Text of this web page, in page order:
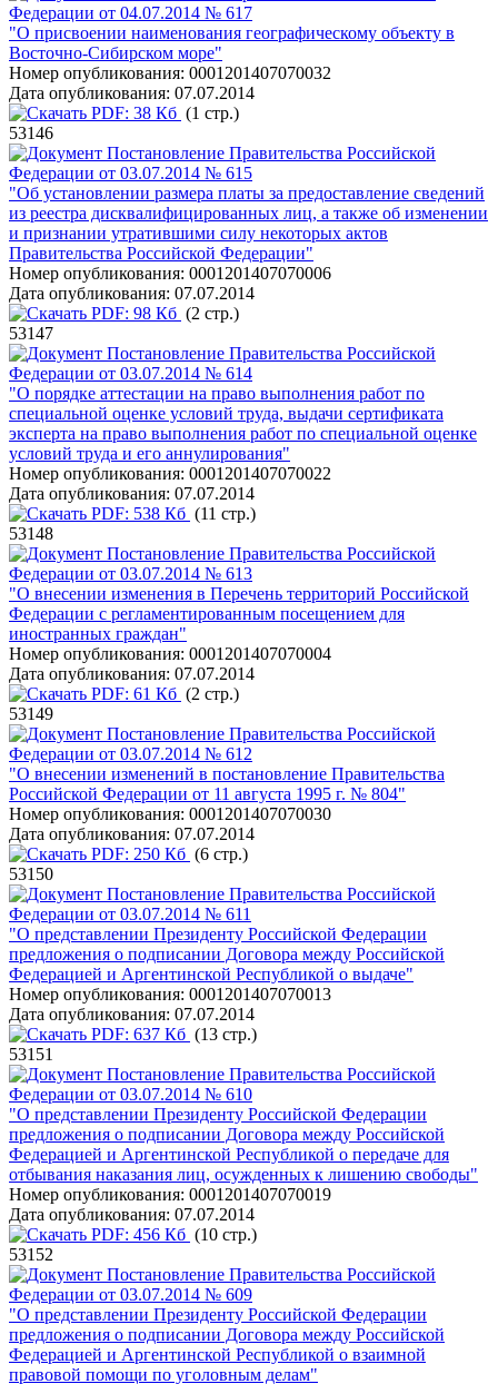
Федерации от 04.07.2014 № 617
"О присвоении наименования географическому объекту в
Восточно-Сибирском море"
Номер опубликования: 0001201407070032
Дата опубликования: 07.07.2014
PDF: 38 Кб (1 стр.)
53146
Постановление Правительства Российской
Федерации от 03.07.2014 № 615
"Об установлении размера платы за предоставление сведений
из реестра дисквалифицированных лиц, а также об изменении
и признании утратившими силу некоторых актов
Правительства Российской Федерации"
Номер опубликования: 0001201407070006
Дата опубликования: 07.07.2014
PDF: 98 Кб (2 стр.)
53147
Постановление Правительства Российской
Федерации от 03.07.2014 № 614
"О порядке аттестации на право выполнения работ по
специальной оценке условий труда, выдачи сертификата
эксперта на право выполнения работ по специальной оценке
условий труда и его аннулирования"
Номер опубликования: 0001201407070022
Дата опубликования: 07.07.2014
PDF: 538 Кб (11 стр.)
53148
Постановление Правительства Российской
Федерации от 03.07.2014 № 613
"О внесении изменения в Перечень территорий Российской
Федерации с регламентированным посещением для
иностранных граждан"
Номер опубликования: 0001201407070004
Дата опубликования: 07.07.2014
PDF: 61 Кб (2 стр.)
53149
Постановление Правительства Российской
Федерации от 03.07.2014 № 612
"О внесении изменений в постановление Правительства
Российской Федерации от 11 августа 1995 г. № 804"
Номер опубликования: 0001201407070030
Дата опубликования: 07.07.2014
PDF: 250 Кб (6 стр.)
53150
Постановление Правительства Российской
Федерации от 03.07.2014 № 611
"О представлении Президенту Российской Федерации
предложения о подписании Договора между Российской
Федерацией и Аргентинской Республикой о выдаче"
Номер опубликования: 0001201407070013
Дата опубликования: 07.07.2014
PDF: 637 Кб (13 стр.)
53151
Постановление Правительства Российской
Федерации от 03.07.2014 № 610
"О представлении Президенту Российской Федерации
предложения о подписании Договора между Российской
Федерацией и Аргентинской Республикой о передаче для
отбывания наказания лиц, осужденных к лишению свободы"
Номер опубликования: 0001201407070019
Дата опубликования: 07.07.2014
PDF: 456 Кб (10 стр.)
53152
Постановление Правительства Российской
Федерации от 03.07.2014 № 609
"О представлении Президенту Российской Федерации
предложения о подписании Договора между Российской
Федерацией и Аргентинской Республикой о взаимной
правовой помощи по уголовным делам"